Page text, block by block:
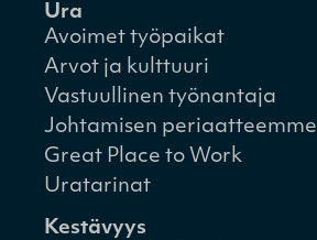
Ura
Avoimet työpaikat
Arvot ja kulttuuri
Vastuullinen työnantaja
Johtamisen periaatteemme
Great Place to Work
Uratarinat
Kestävyys